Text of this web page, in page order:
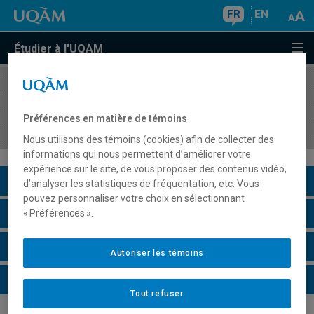
FR EN
Étudier à l'UQAM
COURS//
dans les services touristiques
Description du cours
Horaire - Été 2026
Horaire - Automne 2026
Horaire - Hiver 2027
Préférences en matière de témoins
Nous utilisons des témoins (cookies) afin de collecter des
informations qui nous permettent d’améliorer votre
expérience sur le site, de vous proposer des contenus vidéo,
d’analyser les statistiques de fréquentation, etc. Vous
pouvez personnaliser votre choix en sélectionnant
« Préférences ».
Tout refuser
Autoriser les témoins